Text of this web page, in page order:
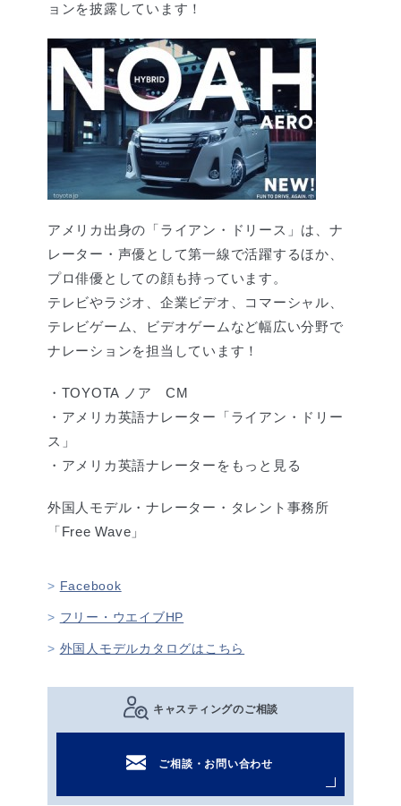
ョンを披露しています！
アメリカ出身の「ライアン・ドリース」は、ナ
レーター・声優として第一線で活躍するほか、
プロ俳優としての顔も持っています。
テレビやラジオ、企業ビデオ、コマーシャル、
テレビゲーム、ビデオゲームなど幅広い分野で
ナレーションを担当しています！
・TOYOTA ノア CM
・アメリカ英語ナレーター「ライアン・ドリー
ス」
・アメリカ英語ナレーターをもっと見る
外国人モデル・ナレーター・タレント事務所
「Free Wave」
Facebook
フリー・ウエイブHP
外国人モデルカタログはこちら
キャスティングのご相談
ご相談・お問い合わせ